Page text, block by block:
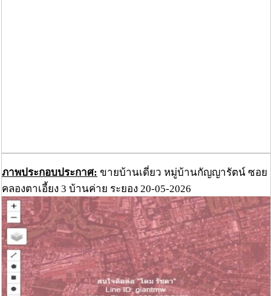
ภาพประกอบประกาศ: ขายบ้านเดี่ยว หมู่บ้านกัญญารัตน์ ซอย
คลองตาเอี้ยง 3 บ้านค่าย ระยอง 20-05-2026